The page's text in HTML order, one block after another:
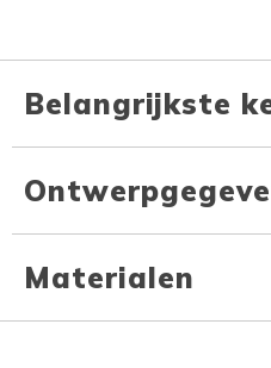
Belangrijkste
Materialen